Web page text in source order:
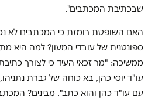
שבכתיבת המכתבים".
האם השופטת רומזת כי המכתבים לא
ספונטנית של עובדי המעון? למה היא
ממשיכה: "מר זכאי העיד כי לצורך
עו"ד יוסי כהן, בא כוחה של גברת נתניהו,
עם עו"ד כהן והוא כתב". מבינים?